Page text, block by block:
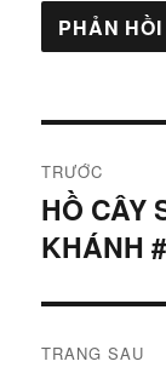
hướng
bài
viết
TRƯỚC
Bài
viết
HỒ CÂY
KHÁNH
TRANG SAU